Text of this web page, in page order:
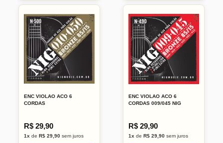
ENC VIOLAO ACO 6
CORDAS
R$ 29,90
1x de R$ 29,90 sem juros
ENC VIOLAO ACO 6
CORDAS 009/045 NIG
R$ 29,90
1xde R$ 29,90sem juros